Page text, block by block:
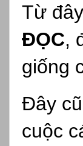
Từ
ĐỌC,
giống
Đây
cuộc